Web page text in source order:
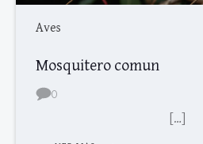
Aves
Mosquitero comun
0
[…]